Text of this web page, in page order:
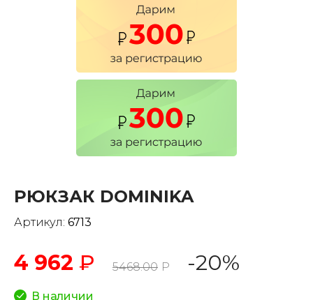
РЮКЗАК DOMINIKA
Артикул: 6713
4 962 ₽ 5468.00 Р -20%
В наличии